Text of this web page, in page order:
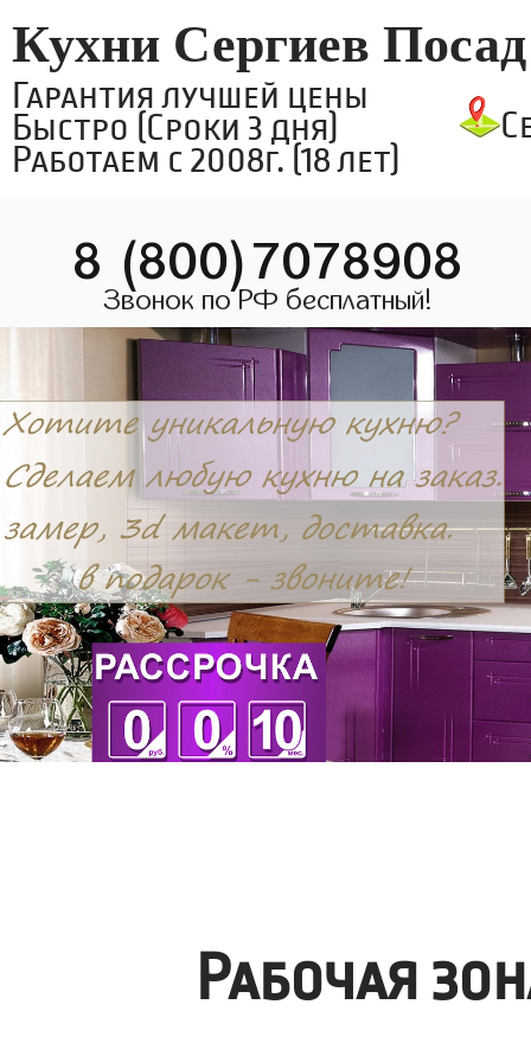
Кухни Сергиев Посад
Гарантия лучшей цены
Быстро (Сроки 3 дня)
Работаем с 2008г. (18 лет)
8 (800)7078908
Звонок по РФ бесплатный!
Рабочая